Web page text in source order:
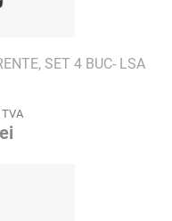
SET 4 BUC- LSA